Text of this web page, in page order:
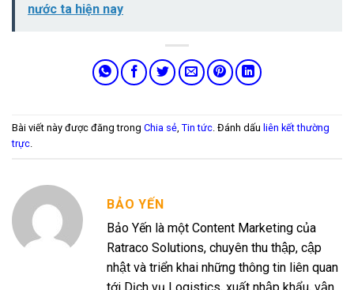
nước ta hiện nay
Bài viết này được đăng trong Chia sẻ, Tin tức. Đánh dấu liên kết thường
trực.
BẢO YẾN
Bảo Yến là một Content Marketing của
Ratraco Solutions, chuyên thu thập, cập
nhật và triển khai những thông tin liên quan